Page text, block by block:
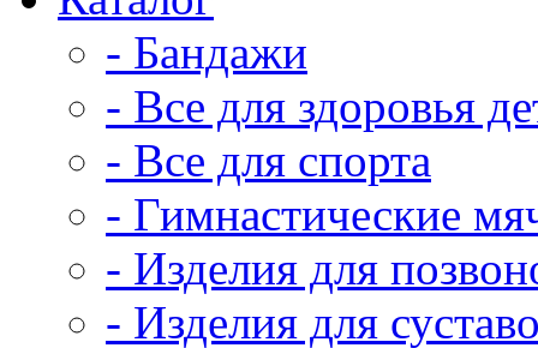
- Бандажи
- Все для здоровья
- Все для спорта
- Гимнастические
- Изделия для
- Изделия для